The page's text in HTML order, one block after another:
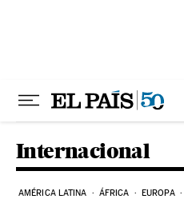
Internacional
AMÉRICA LATINA ÁFRICA EUROPA